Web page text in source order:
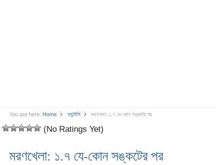
You are here: Home ফ্যান্টাসি মরণখেলা: ১.৭ যে-কোন সঙ্কটের পর
(No Ratings Yet)
মরণখেলা: ১.৭ যে-কোন সঙ্কটের পর